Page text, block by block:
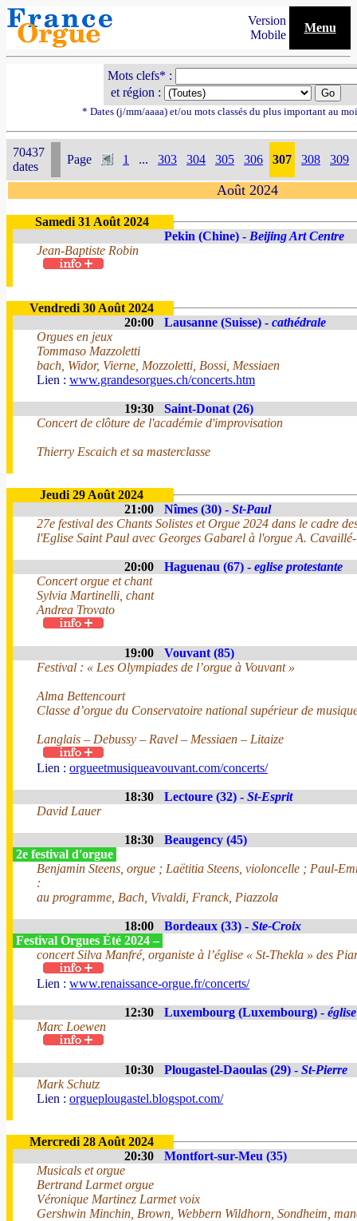
Version
Mobile
Menu
Mots clefs* :
et région :
* Dates (j/mm/aaaa) et/ou mots classés du plus important au
70437
dates
Page 1 ... 303 304 305 306 307 308 309
Août 2024
Samedi 31 Août 2024
Pekin (Chine) - Beijing Art Centre
Jean-Baptiste Robin
Vendredi 30 Août 2024
20:00
Lausanne (Suisse) - cathédrale
Orgues en jeux
Tommaso Mazzoletti
bach, Widor, Vierne, Mozzoletti, Bossi, Messiaen
Lien : www.grandesorgues.ch/concerts.htm
19:30
Saint-Donat (26)
Concert de clôture de l'académie d'improvisation
Thierry Escaich et sa masterclasse
Jeudi 29 Août 2024
21:00
Nîmes (30) - St-Paul
27e festival des Chants Solistes et Orgue 2024 dans le cadre
l'Eglise Saint Paul avec Georges Gabarel à l'orgue A.
20:00 Haguenau (67) - eglise protestante
Concert orgue et chant
Sylvia Martinelli, chant
Andrea Trovato
19:00
Vouvant (85)
Festival : « Les Olympiades de l’orgue à Vouvant »
Alma Bettencourt
Classe d’orgue du Conservatoire national supérieur de
Langlais – Debussy – Ravel – Messiaen – Litaize
Lien : orgueetmusiqueavouvant.com/concerts/
18:30 Lectoure (32) - St-Esprit
David Lauer
18:30
Beaugency (45)
2e festival d'orgue
Benjamin Steens, orgue ; Laëtitia Steens, violoncelle ; Paul-
:
au programme, Bach, Vivaldi, Franck, Piazzola
18:00 Bordeaux (33) - Ste-Croix
Festival Orgues Été 2024 –
concert Silva Manfré, organiste à l’église « St-Thekla » des
Lien : www.renaissance-orgue.fr/concerts/
12:30 Luxembourg (Luxembourg) -
Marc Loewen
10:30 Plougastel-Daoulas (29) - St-Pierre
Mark Schutz
Lien : orgueplougastel.blogspot.com/
Mercredi 28 Août 2024
20:30
Montfort-sur-Meu (35)
Musicals et orgue
Bertrand Larmet orgue
Véronique Martinez Larmet voix
Gershwin Minchin, Brown, Webbern Wildhorn, Sondheim,